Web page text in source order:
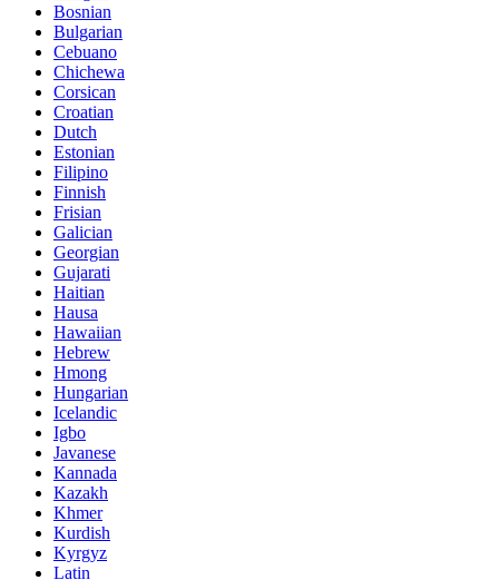
Bosnian
Bulgarian
Cebuano
Chichewa
Corsican
Croatian
Dutch
Estonian
Filipino
Finnish
Frisian
Galician
Georgian
Gujarati
Haitian
Hausa
Hawaiian
Hebrew
Hmong
Hungarian
Icelandic
Igbo
Javanese
Kannada
Kazakh
Khmer
Kurdish
Kyrgyz
Latin